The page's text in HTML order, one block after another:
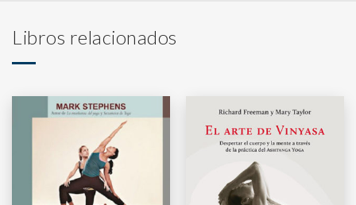
Libros relacionados